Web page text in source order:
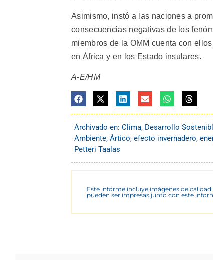
Asimismo, instó a las naciones a
consecuencias negativas de los
miembros de la OMM cuenta con
en África y en los Estado insulares.
A-E/HM
Archivado en: Clima, Desarrollo
Ambiente, Ártico, efecto invernadero,
Petteri Taalas
Este informe incluye imágenes de
pueden ser impresas junto con este